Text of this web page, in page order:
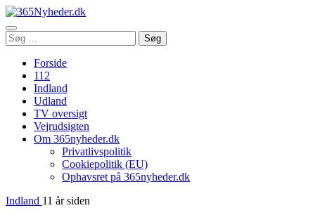
Åbn
menu
Søg
efter:
Søg
Forside
112
Indland
Udland
TV oversigt
Vejrudsigten
Om 365nyheder.dk
Privatlivspolitik
Cookiepolitik (EU)
Ophavsret på 365nyheder.dk
Indland 11 år siden